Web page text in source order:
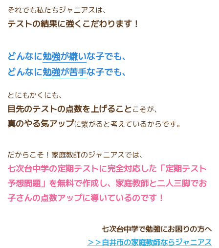
それでも私たちジャニアスは、
テストの結果に強くこだわります！
どんなに勉強が嫌いな子でも、
どんなに勉強が苦手な子でも、
とにもかくにも、
目先のテストの点数を上げることこそが、
真のやる気アップに繋がると考えているからです。
だからこそ！家庭教師のジャニアスでは、
七次台中学の定期テストに完全対応した「定期テスト
予想問題」を無料で作成し、家庭教師と二人三脚でお
子さんの点数アップに導いているのです！
七次台中学で勉強にお困りの方へ
＞＞白井市の家庭教師ならジャニアス